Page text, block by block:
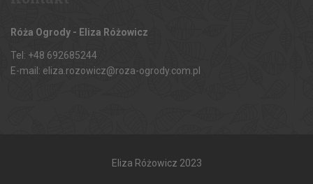
Róża Ogrody - Eliza Różowicz
Tel: +48 692685244
E-mail: eliza.rozowicz@roza-ogrody.com.pl
Eliza Różowicz 2023